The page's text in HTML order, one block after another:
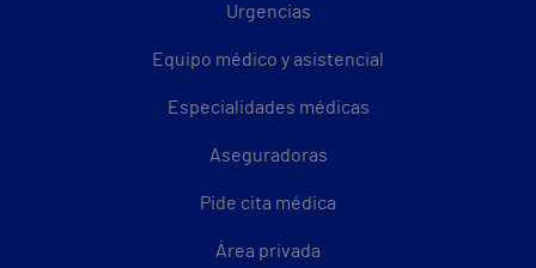
Urgencias
Equipo médico y asistencial
Especialidades médicas
Aseguradoras
Pide cita médica
Área privada